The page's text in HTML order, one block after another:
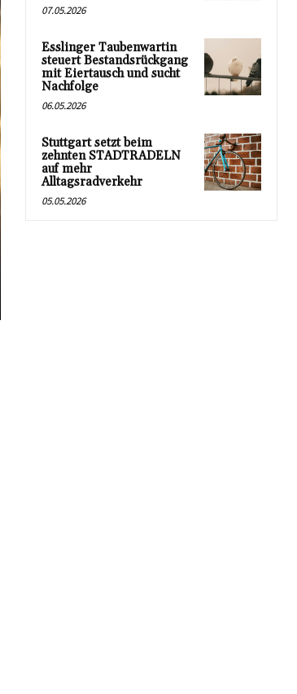
07.05.2026
Esslinger Taubenwartin
steuert Bestandsrückgang
mit Eiertausch und sucht
Nachfolge
06.05.2026
Stuttgart setzt beim
zehnten STADTRADELN
auf mehr
Alltagsradverkehr
05.05.2026